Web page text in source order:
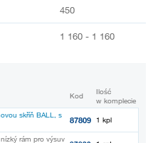
450
1 160 - 1 160
Kod
Ilość
w komplecie
skříň BALL, s
87809 1 kpl
rám pro výsuv